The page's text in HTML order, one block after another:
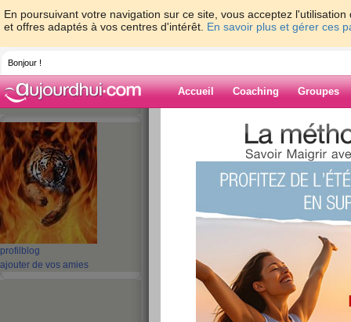
En poursuivant votre navigation sur ce site, vous acceptez
et offres adaptés à vos centres d'intérêt. En savoir plus et gérer ces
Bonjour !
Accueil Coaching Groupes
profil blog
ajouter de vos amies
> > bibi est
Blog de bibi971
bibi est malade
hé oui votre bibi est malade
mais elle continue à aller de l'avant